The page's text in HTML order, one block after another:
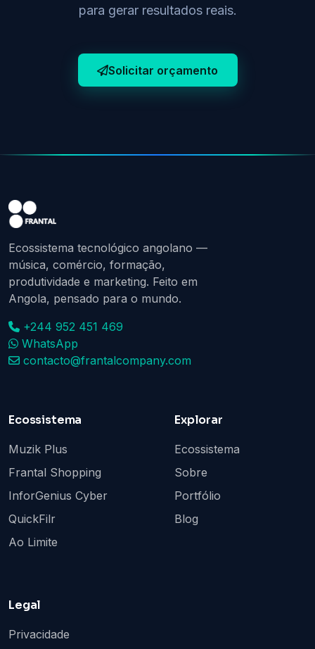
para gerar resultados reais.
Solicitar orçamento
Ecossistema tecnológico angolano —
música, comércio, formação,
produtividade e marketing. Feito em
Angola, pensado para o mundo.
+244 952 451 469
WhatsApp
contacto@frantalcompany.com
Ecossistema
Muzik Plus
Frantal Shopping
InforGenius Cyber
QuickFilr
Ao Limite
Explorar
Ecossistema
Sobre
Portfólio
Blog
Legal
Privacidade